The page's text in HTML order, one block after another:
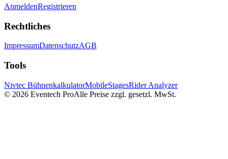
AnmeldenRegistrieren
Rechtliches
ImpressumDatenschutzAGB
Tools
Nivtec BühnenkalkulatorMobileStagesRider Analyzer
© 2026 Eventech ProAlle Preise zzgl. gesetzl. MwSt.